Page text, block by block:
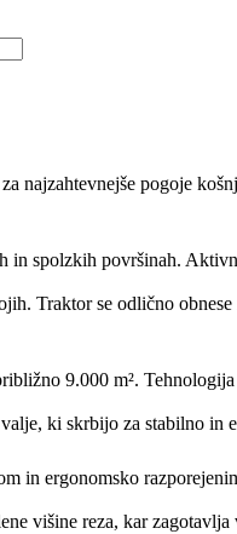
pogoje
spolzkih površinah.
Traktor se odlično
9.000 m².
ki skrbijo za stabilno in
in ergonomsko
višine reza, kar zagotavlja